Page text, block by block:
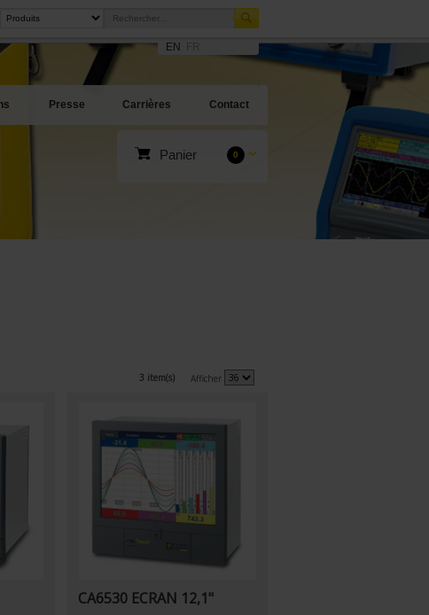
EN
Presse Carrières Contact
Panier 0
3 item(s) Afficher
CA6530 ECRAN 12,1"